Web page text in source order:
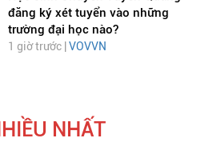
đăng ký xét tuyển vào những
trường đại học nào?
1 giờ trước |VOVVN
NHẤT